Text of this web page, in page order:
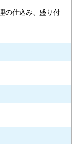
の仕込み、盛り付